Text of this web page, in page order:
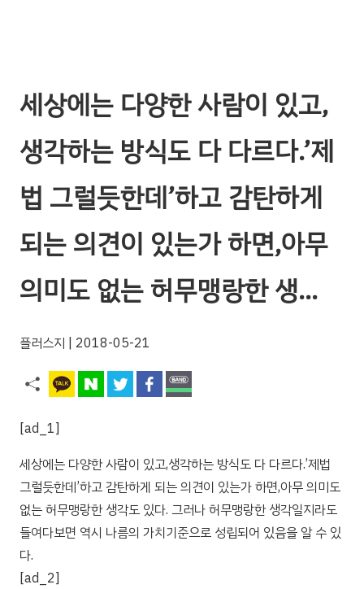
세상에는 다양한 사람이 있고,
생각하는 방식도 다 다르다.’제
법 그럴듯한데’하고 감탄하게
되는 의견이 있는가 하면,아무
의미도 없는 허무맹랑한 생…
플러스지 | 2018-05-21
[ad_1]
세상에는 다양한 사람이 있고,생각하는 방식도 다 다르다.’제법
그럴듯한데’하고 감탄하게 되는 의견이 있는가 하면,아무 의미도
없는 허무맹랑한 생각도 있다. 그러나 허무맹랑한 생각일지라도
들여다보면 역시 나름의 가치기준으로 성립되어 있음을 알 수 있
다.
[ad_2]